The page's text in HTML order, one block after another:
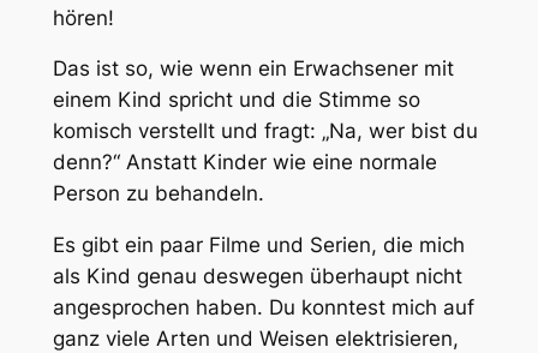
hören!
Das ist so, wie wenn ein Erwachsener mit
einem Kind spricht und die Stimme so
komisch verstellt und fragt: „Na, wer bist du
denn?“ Anstatt Kinder wie eine normale
Person zu behandeln.
Es gibt ein paar Filme und Serien, die mich
als Kind genau deswegen überhaupt nicht
angesprochen haben. Du konntest mich auf
ganz viele Arten und Weisen elektrisieren,